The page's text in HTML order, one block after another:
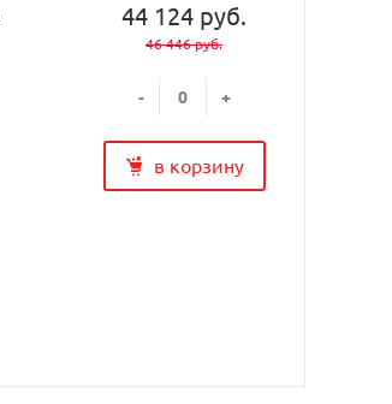
44 124 руб.
46 446 руб.
- +
в корзину